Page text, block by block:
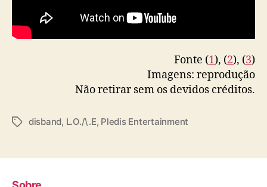
Fonte (1), (2), (3)
Imagens: reprodução
Não retirar sem os devidos créditos.
T
s
disband, L.O./\.E, Pledis Entertainment